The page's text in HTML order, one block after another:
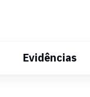
Evidências